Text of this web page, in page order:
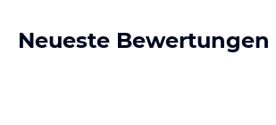
Neueste Bewertungen